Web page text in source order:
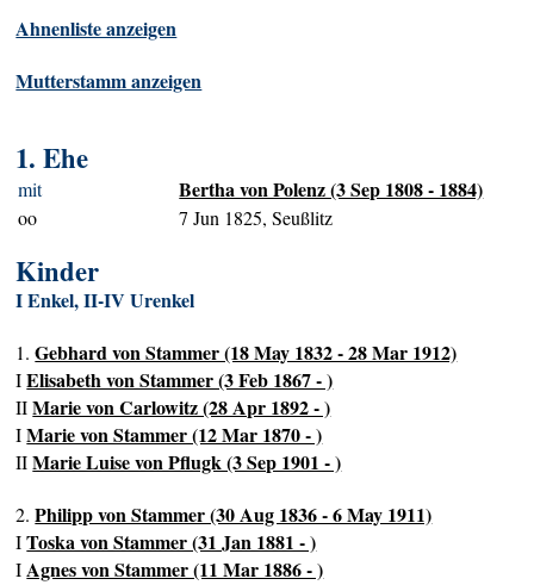
Ahnenliste anzeigen
Mutterstamm anzeigen
1. Ehe
mit Bertha von Polenz (3 Sep 1808 - 1884)
oo 7 Jun 1825, Seußlitz
Kinder
I Enkel, II-IV Urenkel
1.Gebhard von Stammer (18 May 1832 - 28 Mar 1912)
IElisabeth von Stammer (3 Feb 1867 - )
IIMarie von Carlowitz (28 Apr 1892 - )
IMarie von Stammer (12 Mar 1870 - )
IIMarie Luise von Pflugk (3 Sep 1901 - )
2.Philipp von Stammer (30 Aug 1836 - 6 May 1911)
IToska von Stammer (31 Jan 1881 - )
IAgnes von Stammer (11 Mar 1886 - )